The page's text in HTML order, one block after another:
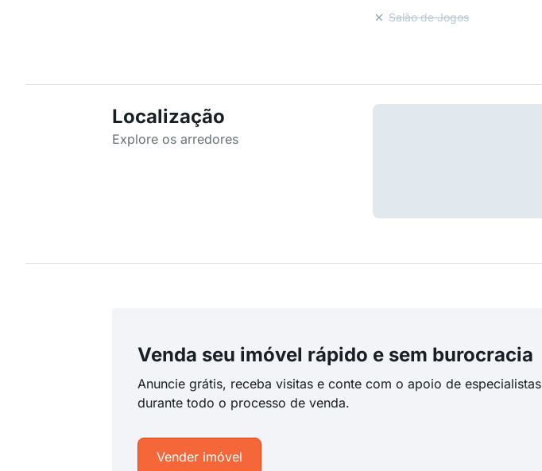
Salão de Jogos
Localização
Explore os arredores
Venda seu imóvel rápido e sem burocracia
Anuncie grátis, receba visitas e conte com o apoio de especialistas
durante todo o processo de venda.
Vender imóvel